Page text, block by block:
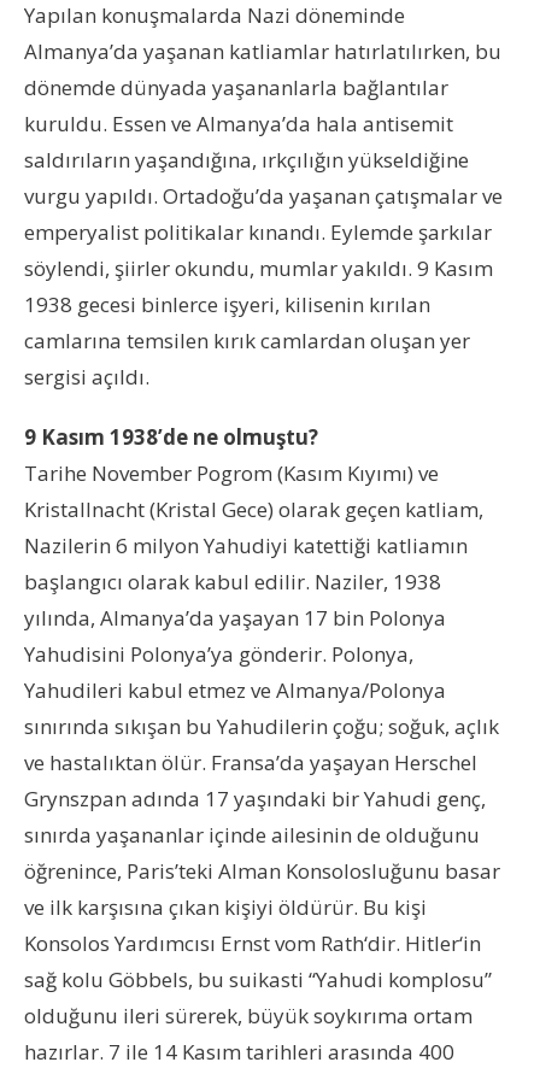
Yapılan konuşmalarda Nazi döneminde
Almanya’da yaşanan katliamlar hatırlatılırken, bu
dönemde dünyada yaşananlarla bağlantılar
kuruldu. Essen ve Almanya’da hala antisemit
saldırıların yaşandığına, ırkçılığın yükseldiğine
vurgu yapıldı. Ortadoğu’da yaşanan çatışmalar ve
emperyalist politikalar kınandı. Eylemde şarkılar
söylendi, şiirler okundu, mumlar yakıldı. 9 Kasım
1938 gecesi binlerce işyeri, kilisenin kırılan
camlarına temsilen kırık camlardan oluşan yer
sergisi açıldı.
9 Kasım 1938’de ne olmuştu?
Tarihe November Pogrom (Kasım Kıyımı) ve
Kristallnacht (Kristal Gece) olarak geçen katliam,
Nazilerin 6 milyon Yahudiyi katettiği katliamın
başlangıcı olarak kabul edilir. Naziler, 1938
yılında, Almanya’da yaşayan 17 bin Polonya
Yahudisini Polonya’ya gönderir. Polonya,
Yahudileri kabul etmez ve Almanya/Polonya
sınırında sıkışan bu Yahudilerin çoğu; soğuk, açlık
ve hastalıktan ölür. Fransa’da yaşayan Herschel
Grynszpan adında 17 yaşındaki bir Yahudi genç,
sınırda yaşananlar içinde ailesinin de olduğunu
öğrenince, Paris’teki Alman Konsolosluğunu basar
ve ilk karşısına çıkan kişiyi öldürür. Bu kişi
Konsolos Yardımcısı Ernst vom Rath‘dir. Hitler‘in
sağ kolu Göbbels, bu suikasti “Yahudi komplosu”
olduğunu ileri sürerek, büyük soykırıma ortam
hazırlar. 7 ile 14 Kasım tarihleri arasında 400